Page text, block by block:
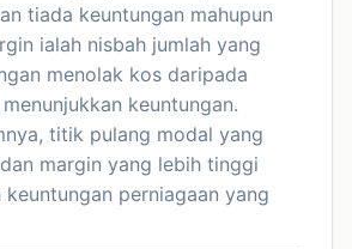
tiada keuntungan mahupun
ialah nisbah jumlah yang
menolak kos daripada
keuntungan.
titik pulang modal yang
margin yang lebih tinggi
keuntungan perniagaan yang